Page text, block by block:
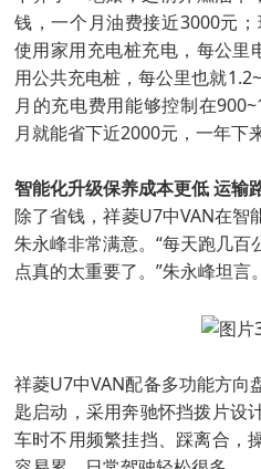
钱，一个月油费接近3000元
使用家用充电桩充电，每公里
用公共充电桩，每公里也就
月的充电费用能够控制在
月就能省下近2000元，一年下
智能化升级保养成本更低 运输
除了省钱，祥菱U7中VAN在智
朱永峰非常满意。“每天跑几
点真的太重要了。”朱永峰坦言。
祥菱U7中VAN配备多功能方向
匙启动，采用奔驰怀挡拨片设
车时不用频繁挂挡、踩离合，